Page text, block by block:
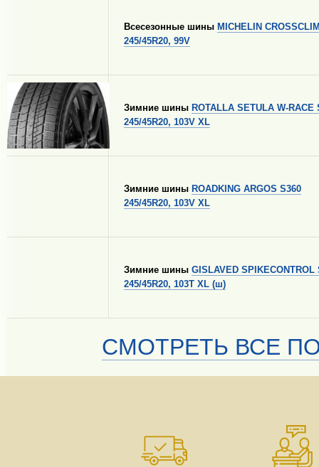
Всесезонные шины MICHELIN
245/45R20, 99V
Зимние шины ROTALLA SETULA W-RACE
245/45R20, 103V XL
Зимние шины ROADKING ARGOS S360
245/45R20, 103V XL
Зимние шины GISLAVED SPIKECONTROL
245/45R20, 103T XL (ш)
СМОТРЕТЬ ВСЕ